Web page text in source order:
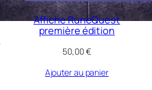
Affiche RuneQuest
première édition
50,00€
Ajouter au panier